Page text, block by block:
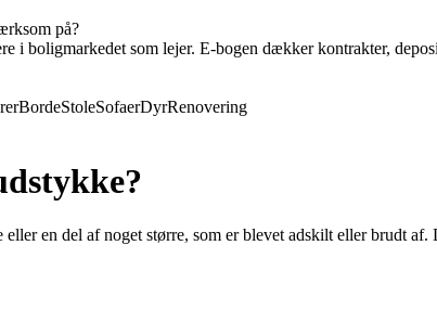
på?
i boligmarkedet som lejer. E-bogen dækker kontrakter,
BordeStoleSofaerDyrRenovering
en del af noget større, som er blevet adskilt eller brudt